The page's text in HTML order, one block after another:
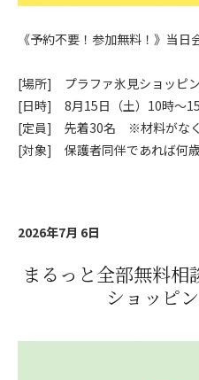
《予約不要！参加無料！》当日
[場所] プラファ氷見ショッピ
[日時] 8月15日（土）10時～
[定員] 先着30名 ※材料がなく
[対象] 保護者同伴であれば何
2026年7月 6日
まるっと全部無料
ショッピ